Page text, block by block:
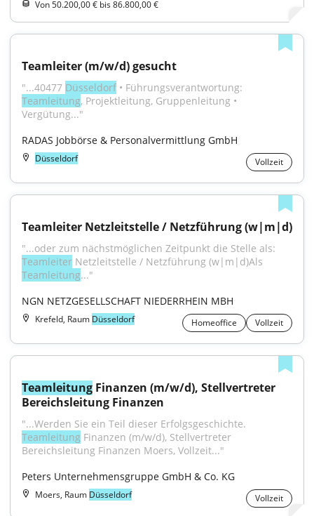
Von 50.200,00 € bis 86.800,00 €
Teamleiter (m/w/d) gesucht
"...40477 Düsseldorf
Teamleitung, Projektleitung, Gruppenleitung •
Vergütung..."
RADAS Jobbörse & Personalvermittlung GmbH
Düsseldorf Vollzeit
Teamleiter Netzleitstelle / Netzführung (w|m|d)
Teamleiter
Teamleitung..."
NGN NETZGESELLSCHAFT NIEDERRHEIN MBH
Krefeld, Raum Düsseldorf Homeoffice Vollzeit
Teamleitung Finanzen (m/w/d), Stellvertreter
Bereichsleitung Finanzen
Teamleitung Finanzen (m/w/d), Stellvertreter
Bereichsleitung Finanzen Moers, Vollzeit..."
Peters Unternehmensgruppe GmbH & Co. KG
Moers, Raum Düsseldorf Vollzeit